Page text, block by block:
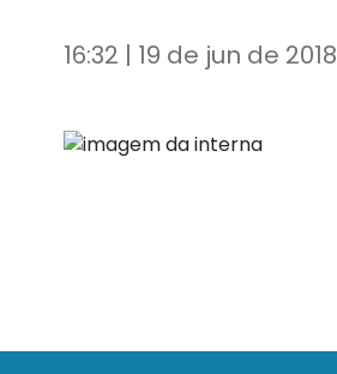
16:32 | 19 de jun de 2018